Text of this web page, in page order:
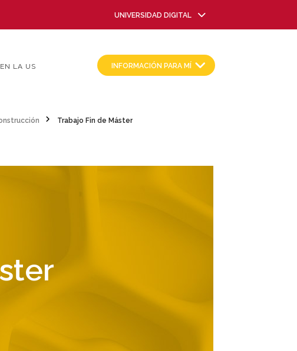
UNIVERSIDAD DIGITAL
LA US INFORMACIÓN PARA MÍ
Trabajo Fin de Máster